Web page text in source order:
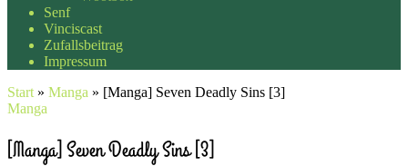
Senf
Vinciscast
Zufallsbeitrag
Impressum
Start » Manga » [Manga] Seven Deadly Sins [3]
Manga
[Manga] Seven Deadly Sins [3]